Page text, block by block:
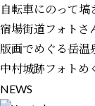
自転車にのって塙
宿場街道フォトさ
版画でめぐる岳温
中村城跡フォトめ
NEWS